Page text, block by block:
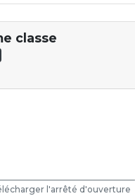
classe
l'arrêté d'ouverture